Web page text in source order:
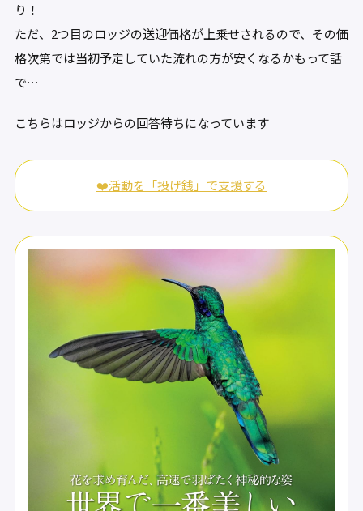
り！
ただ、2つ目のロッジの送迎価格が上乗せされるので、その価
格次第では当初予定していた流れの方が安くなるかもって話
で…
こちらはロッジからの回答待ちになっています
❤️活動を「投げ銭」で支援する